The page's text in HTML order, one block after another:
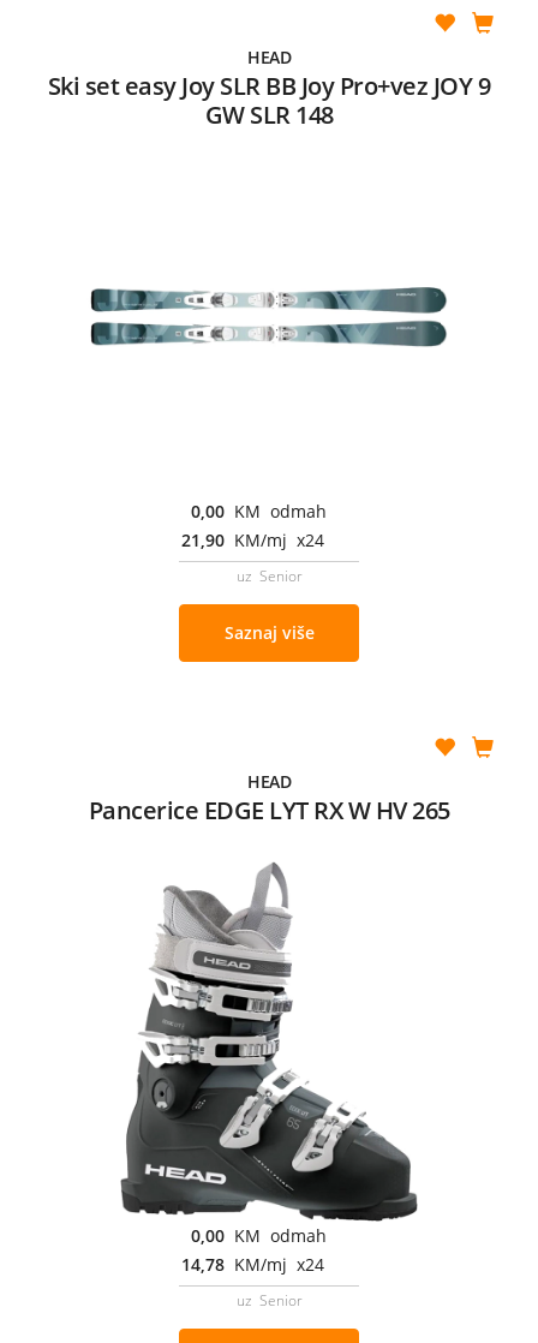
HEAD
Ski set easy Joy SLR BB Joy Pro+vez JOY 9
GW SLR 148
0,00 KM odmah
21,90 KM/mj x24
uz Senior
Saznaj više
HEAD
Pancerice EDGE LYT RX W HV 265
0,00 KM odmah
14,78 KM/mj x24
uz Senior